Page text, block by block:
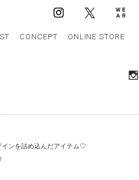
CONCEPT ONLINE STORE
インを詰め込んだアイテム♡